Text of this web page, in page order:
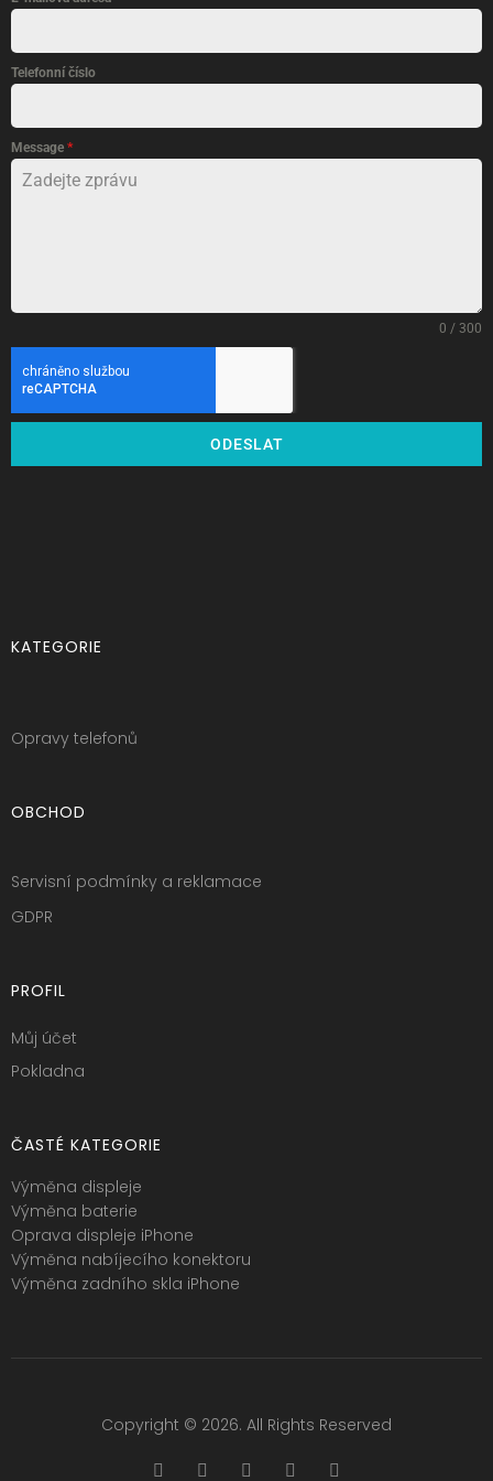
Telefonní číslo
Message *
0 / 300
ODESLAT
KATEGORIE
Opravy telefonů
OBCHOD
Servisní podmínky a reklamace
GDPR
PROFIL
Můj účet
Pokladna
ČASTÉ KATEGORIE
Výměna displeje
Výměna baterie
Oprava displeje iPhone
Výměna nabíjecího konektoru
Výměna zadního skla iPhone
Copyright © 2026. All Rights Reserved